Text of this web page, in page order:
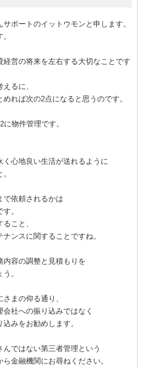
ポートのイットウモンと申します。
経営の将来を左右する大切なことです
るに、
れば次の2点になると思うのです。
物件管理です。
く心地良い生活が送れるように
で依頼されるかは
。
こと、
ンスに関することですね。
内容の調整と見積もりを
。
まの仰る通り、
社への振り込みではなく
みをお勧めします。
ではない第三者管理という
金融機関にお尋ねください。